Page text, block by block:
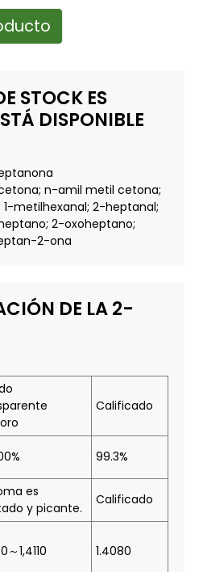
STOCK ES
DISPONIBLE
n-amil metil cetona;
metilhexanal; 2-heptanal;
2-oxoheptano;
2-ona
DE LA 2-
Calificado
99.3%
es
y picante.
Calificado
～1,4110 1.4080